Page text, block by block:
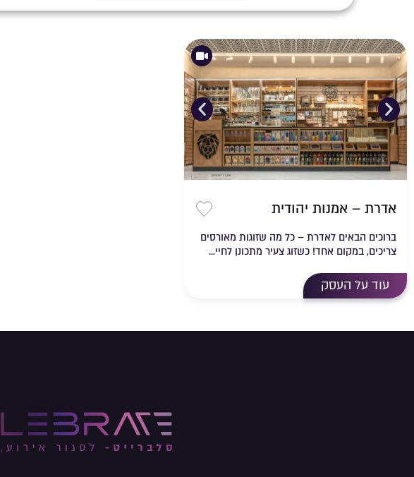
אדרת – אמנות יהודית
שמירה ברשימת מועדפיםברוכים הבאים לאדרת – כל מה שזוגות מאורסים
צריכים, במקום אחד! כשזוג צעיר מתכונן לחיי...
עוד על העסק